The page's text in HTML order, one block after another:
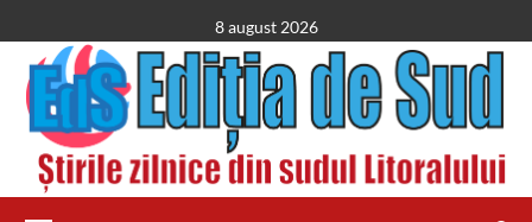
to
content
8 august 2026